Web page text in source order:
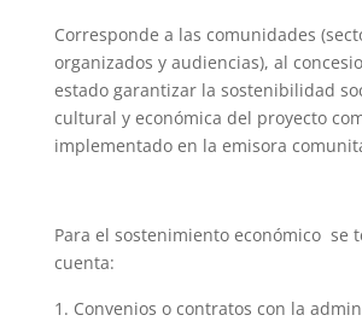
Corresponde a las comunidades
organizados y audiencias), al
estado garantizar la sostenibilidad
cultural y económica del proyecto
implementado en la emisora
Para el sostenimiento económico se
cuenta:
Convenios o contratos con la